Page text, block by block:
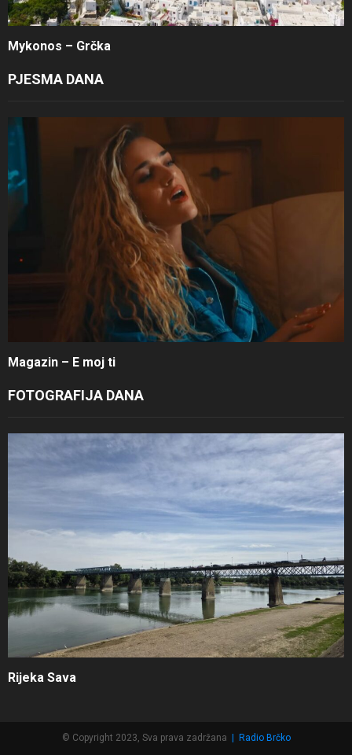
Mykonos – Grčka
PJESMA DANA
Magazin – E moj ti
FOTOGRAFIJA DANA
Rijeka Sava
© Copyright 2023, Sva prava zadržana Radio Brčko